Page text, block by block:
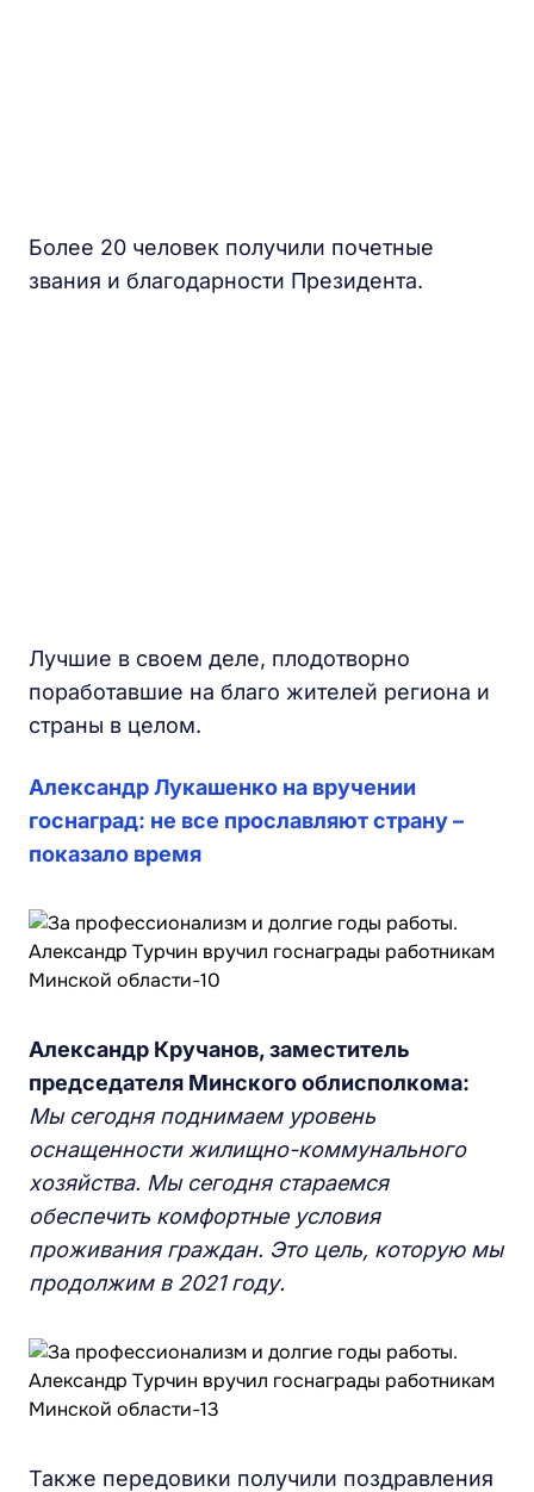
Более 20 человек получили почетные
звания и благодарности Президента.
Лучшие в своем деле, плодотворно
поработавшие на благо жителей региона и
страны в целом.
Александр Лукашенко на вручении
госнаград: не все прославляют страну –
показало время
Александр Кручанов, заместитель
председателя Минского облисполкома:
Мы сегодня поднимаем уровень
оснащенности жилищно-коммунального
хозяйства. Мы сегодня стараемся
обеспечить комфортные условия
проживания граждан. Это цель, которую мы
продолжим в 2021 году.
Также передовики получили поздравления